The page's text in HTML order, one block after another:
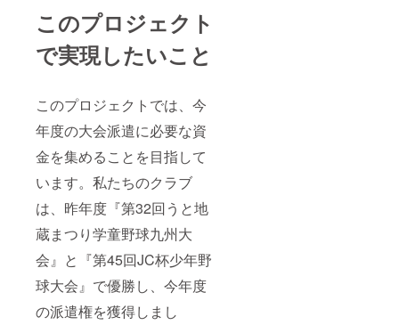
このプロジェクト
で実現したいこと
このプロジェクトでは、今
年度の大会派遣に必要な資
金を集めることを目指して
います。私たちのクラブ
は、昨年度『第32回うと地
蔵まつり学童野球九州大
会』と『第45回JC杯少年野
球大会』で優勝し、今年度
の派遣権を獲得しまし